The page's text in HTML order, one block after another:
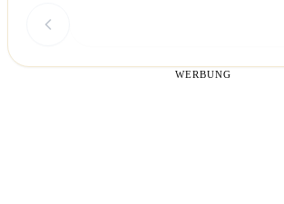
WERBUNG